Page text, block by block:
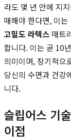
라도 몇 년 안에 지
매해야 한다면, 이
고밀도 라텍스 매트
합니다. 이는 곧 10
의미이며, 장기적으
당신의 수면과 건강
니다.
슬립어스 기
이점